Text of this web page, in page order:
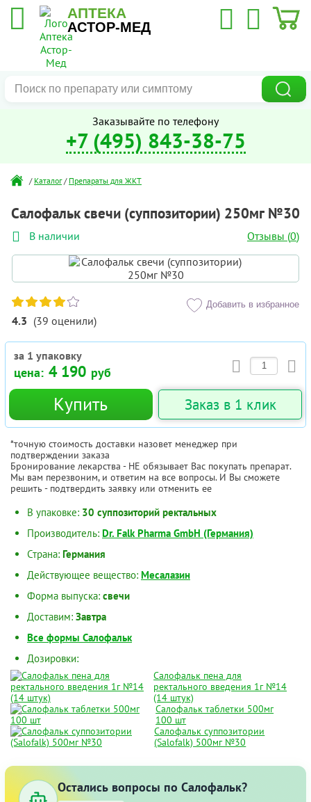
АПТЕКА
АСТОР-МЕД
Заказывайте по телефону
+7 (495) 843-38-75
/ Каталог / Препараты для ЖКТ
Салофальк свечи (суппозитории) 250мг №30
В наличии Отзывы (0)
4.3 (39 оценили)
Добавить в избранное
за 1 упаковку
цена: 4 190 руб
Купить Заказ в 1 клик
*точную стоимость доставки назовет менеджер при
подтверждении заказа
Бронирование лекарства - НЕ обязывает Вас покупать препарат.
Мы вам перезвоним, и ответим на все вопросы. И Вы сможете
решить - подтвердить заявку или отменить ее
В упаковке: 30 суппозиторий ректальных
Производитель: Dr. Falk Pharma GmbH (Германия)
Страна: Германия
Действующее вещество: Месалазин
Форма выпуска: свечи
Доставим: Завтра
Все формы Салофальк
Дозировки:
Салофальк пена для
ректального введения 1г №14
(14 штук)
Салофальк таблетки 500мг
100 шт
Салофальк суппозитории
(Salofalk) 500мг №30
Остались вопросы по Салофальк?